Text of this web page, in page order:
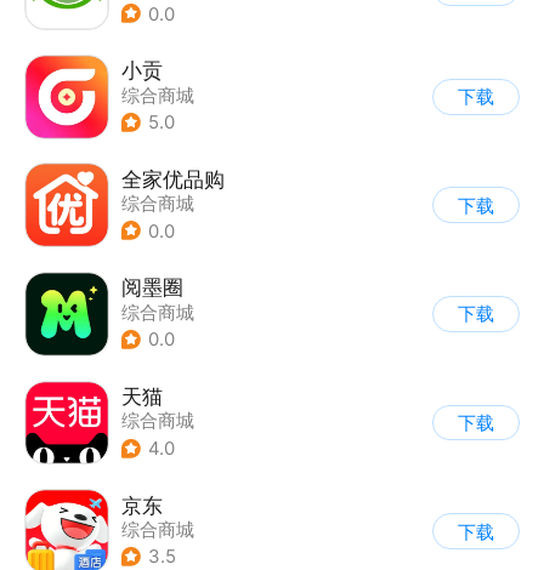
0.0
小贡
综合商城
5.0
下载
全家优品购
综合商城
0.0
下载
阅墨圈
综合商城
0.0
下载
天猫
综合商城
4.0
下载
京东
综合商城
3.5
下载